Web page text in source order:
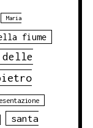
Maria
fiume
delle
santa